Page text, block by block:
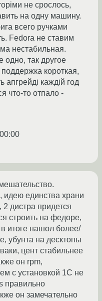
не срослось,
на одну машину.
всего ручками
Fedora не ставим
нестабильная.
одно, так другое
короткая,
апгрейді каждій год
что-то отпало -
единства храни
дистра придется
строить на федоре,
итоге нашол более/
убунта на десктопы
цент стабильнее
он rpm,
с установкой 1С не
правильно
он замечательно